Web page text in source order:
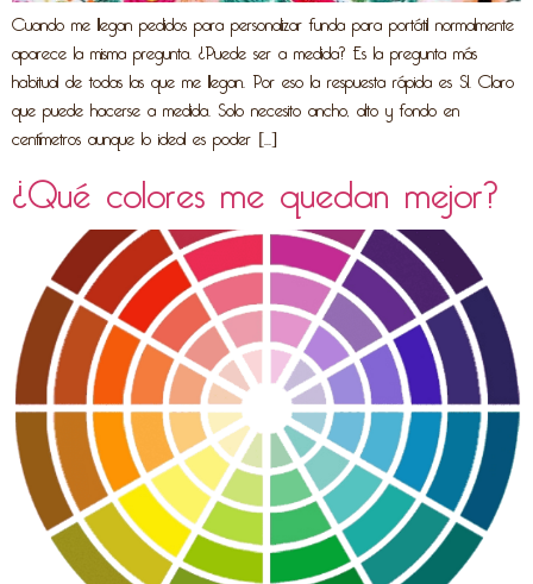
Cuando me llegan pedidos para personalizar funda para portátil normalmente
aparece la misma pregunta. ¿Puede ser a medida? Es la pregunta más
habitual de todas las que me llegan. Por eso la respuesta rápida es SI. Claro
que puede hacerse a medida. Solo necesito ancho, alto y fondo en
centímetros aunque lo ideal es poder […]
¿Qué colores me quedan mejor?